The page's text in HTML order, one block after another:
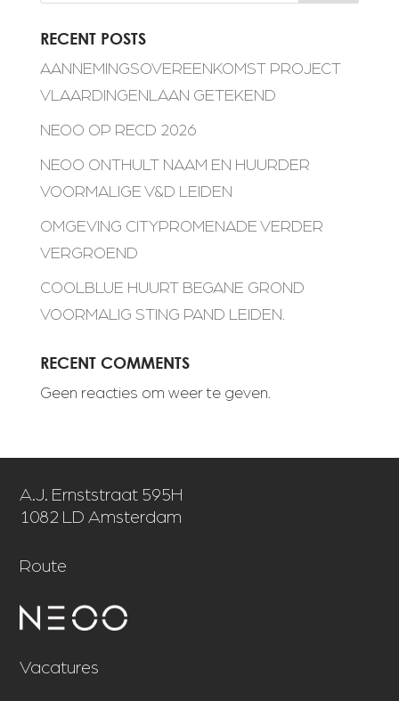
RECENT POSTS
AANNEMINGSOVEREENKOMST PROJECT
VLAARDINGENLAAN GETEKEND
NEOO OP RECD 2026
NEOO ONTHULT NAAM EN HUURDER
VOORMALIGE V&D LEIDEN
OMGEVING CITYPROMENADE VERDER
VERGROEND
COOLBLUE HUURT BEGANE GROND
VOORMALIG STING PAND LEIDEN.
RECENT COMMENTS
Geen reacties om weer te geven.
A.J. Ernststraat 595H
1082 LD Amsterdam
Route
Vacatures